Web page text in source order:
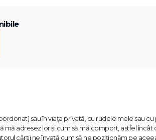
sau în viața privată, cu rudele mele sau
mă adresez lor și cum să mă comport, astfel
cărții ne învață cum să ne poziționăm pe